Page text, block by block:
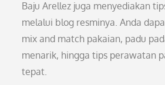
Baju Arellez juga menyediakan
melalui blog resminya. Anda
mix and match pakaian, padu
menarik, hingga tips perawatan
tepat.